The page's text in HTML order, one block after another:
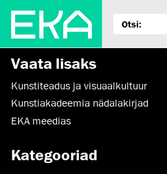
Vaata lisaks
Kunstiteadus ja visuaalkultuur
Kunstiakadeemia nädalakirjad
EKA meedias
Kategooriad